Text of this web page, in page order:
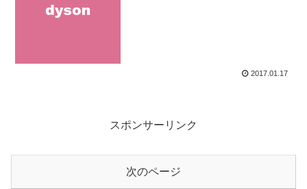
2017.01.17
スポンサーリンク
次のページ